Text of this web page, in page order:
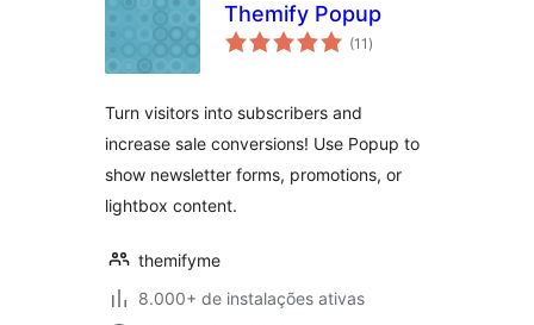
Themify Popup
(11 total
de
)
Turn visitors into subscribers and
increase sale conversions! Use Popup to
show newsletter forms, promotions, or
lightbox content.
themifyme
8.000+ de instalações ativas